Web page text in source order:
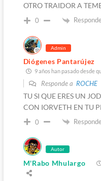
OTRO TRAIDOR A
0
Admin
Diógenes Pantarújez
9 años han pasado desde
Responde a ROCHE
TU SI QUE ERES UN
CON IORVETH EN TU
0
Autor
M'Rabo Mhulargo